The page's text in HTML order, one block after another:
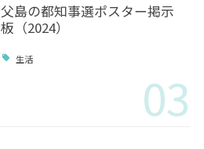
父島の都知事選ポスター掲示
板（2024）
生活
03